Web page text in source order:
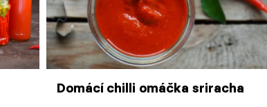
Domácí chilli omáčka sriracha